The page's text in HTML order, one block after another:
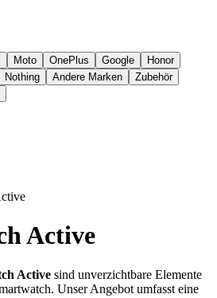
Moto OnePlus Google
Honor
Nothing Andere Marken
Zubehör
Active
Active sind unverzichtbare Elemente
Unser Angebot umfasst eine